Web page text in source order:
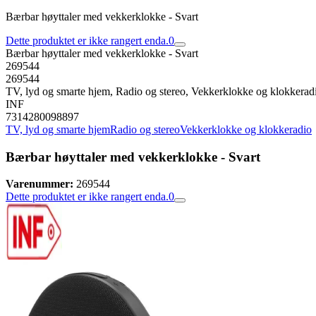
Bærbar høyttaler med vekkerklokke - Svart
Dette produktet er ikke rangert enda.0
Bærbar høyttaler med vekkerklokke - Svart
269544
269544
TV, lyd og smarte hjem, Radio og stereo, Vekkerklokke og
INF
7314280098897
TV, lyd og smarte hjemRadio og stereoVekkerklokke og klokkeradio
Bærbar høyttaler med vekkerklokke - Svart
Varenummer: 269544
Dette produktet er ikke rangert enda.0